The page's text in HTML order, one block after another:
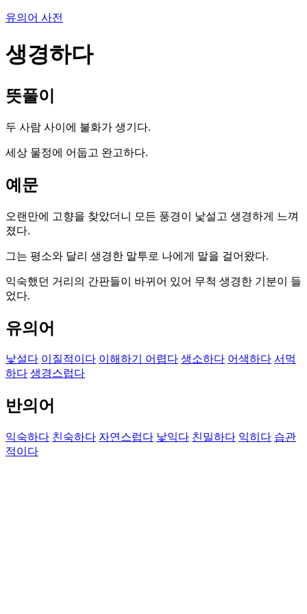
유의어 사전
생경하다
뜻풀이
두 사람 사이에 불화가 생기다.
세상 물정에 어둡고 완고하다.
예문
오랜만에 고향을 찾았더니 모든 풍경이 낯설고 생경하게 느껴
졌다.
그는 평소와 달리 생경한 말투로 나에게 말을 걸어왔다.
익숙했던 거리의 간판들이 바뀌어 있어 무척 생경한 기분이 들
었다.
유의어
낯설다 이질적이다 이해하기 어렵다 생소하다 어색하다 서먹
하다 생경스럽다
반의어
익숙하다 친숙하다 자연스럽다 낯익다 친밀하다 익히다 습관
적이다